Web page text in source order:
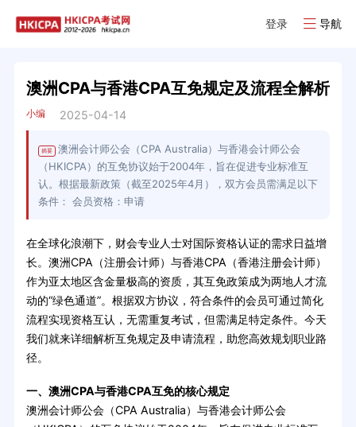
登录 导航
澳洲CPA与香港CPA互免规定及流程全解析
小编 2025-04-14
摘要
澳洲会计师公会（CPA Australia）与香港会计师公会
（HKICPA）的互免协议始于2004年，旨在促进专业标准互
认。根据最新政策（截至2025年4月），双方会员需满足以下
条件： 会员资格：申请
在全球化浪潮下，财会专业人士对国际资格认证的需求日益增
长。澳洲CPA（注册会计师）与香港CPA（香港注册会计师）
作为亚太地区含金量极高的资质，其互免政策成为两地人才流
动的“绿色通道”。根据双方协议，符合条件的会员可通过简化
流程实现资格互认，无需重复考试，但需满足特定条件。今天
我们就来详细解析互免规定及申请流程，助您高效规划职业路
径。
一、澳洲CPA与香港CPA互免的核心规定
澳洲会计师公会（CPA Australia）与香港会计师公会